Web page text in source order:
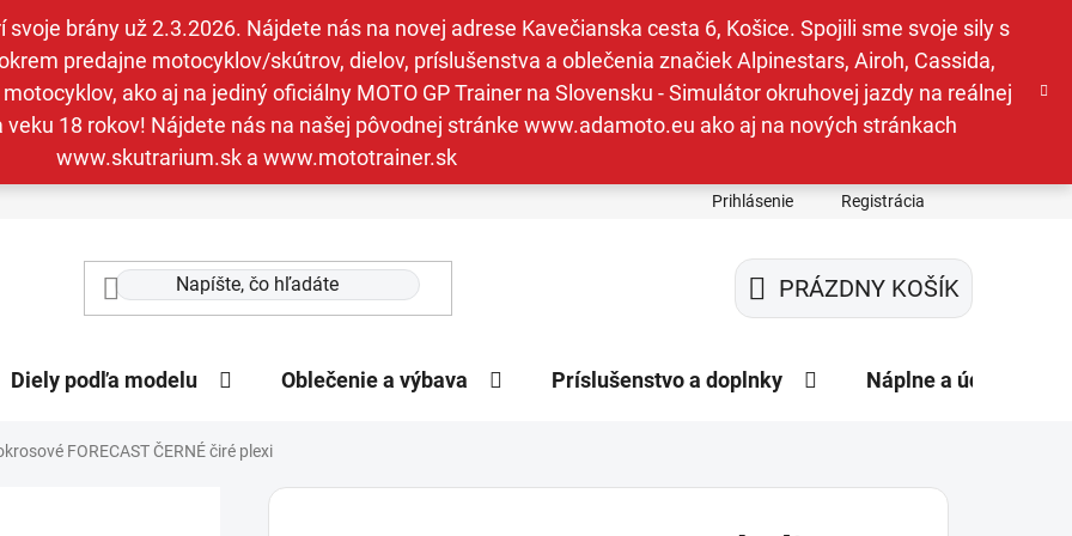
brány už 2.3.2026. Nájdete nás na novej adrese Kavečianska cesta 6, Košice. Spojili sme svoje sily s
predajne motocyklov/skútrov, dielov, príslušenstva a oblečenia značiek Alpinestars, Airoh, Cassida,
ako aj na jediný oficiálny MOTO GP Trainer na Slovensku - Simulátor okruhovej jazdy na reálnej
18 rokov! Nájdete nás na našej pôvodnej stránke www.adamoto.eu ako aj na nových stránkach
www.skutrarium.sk a www.mototrainer.sk
Prihlásenie Registrácia
NÁKUPNÝ
KOŠÍK
PRÁZDNY KOŠÍK
Diely podľa modelu Oblečenie a výbava Príslušenstvo a doplnky Náplne a údržba
FORECAST ČERNÉ čiré plexi